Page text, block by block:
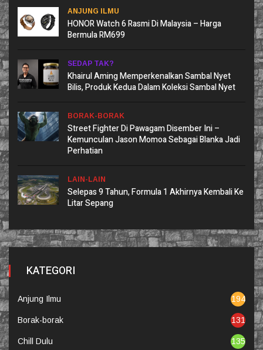
ANJUNG ILMU
HONOR Watch 6 Rasmi Di Malaysia – Harga
Bermula RM699
SEDAP TAK?
Khairul Aming Memperkenalkan Sambal Nyet
Bilis, Produk Kedua Dalam Koleksi Sambal Nyet
BORAK-BORAK
Street Fighter Di Pawagam Disember Ini –
Kemunculan Jason Momoa Sebagai Blanka Jadi
Perhatian
LAIN-LAIN
Selepas 9 Tahun, Formula 1 Akhirnya Kembali Ke
Litar Sepang
KATEGORI
Anjung Ilmu 194
Borak-borak 131
Chill Dulu 135